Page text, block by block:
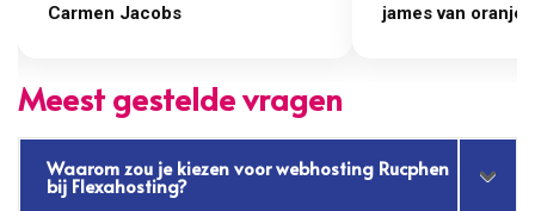
james van oranje
Meest gestelde vragen
Waarom zou je kiezen voor webhosting Rucphen
bij Flexahosting?